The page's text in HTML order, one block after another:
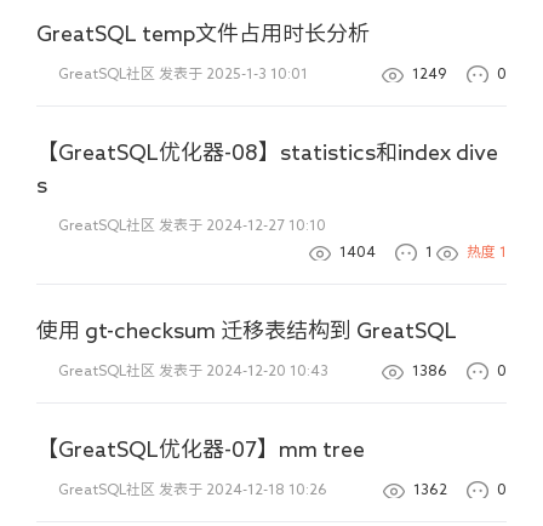
GreatSQL temp文件占用时长分析
GreatSQL社区 发表于 2025-1-3 10:01 1249 0
【GreatSQL优化器-08】statistics和index dive
s
GreatSQL社区 发表于 2024-12-27 10:10
1404
1 热度 1
使用 gt-checksum 迁移表结构到 GreatSQL
GreatSQL社区 发表于 2024-12-20 10:43 1386 0
【GreatSQL优化器-07】mm tree
GreatSQL社区 发表于 2024-12-18 10:26 1362 0